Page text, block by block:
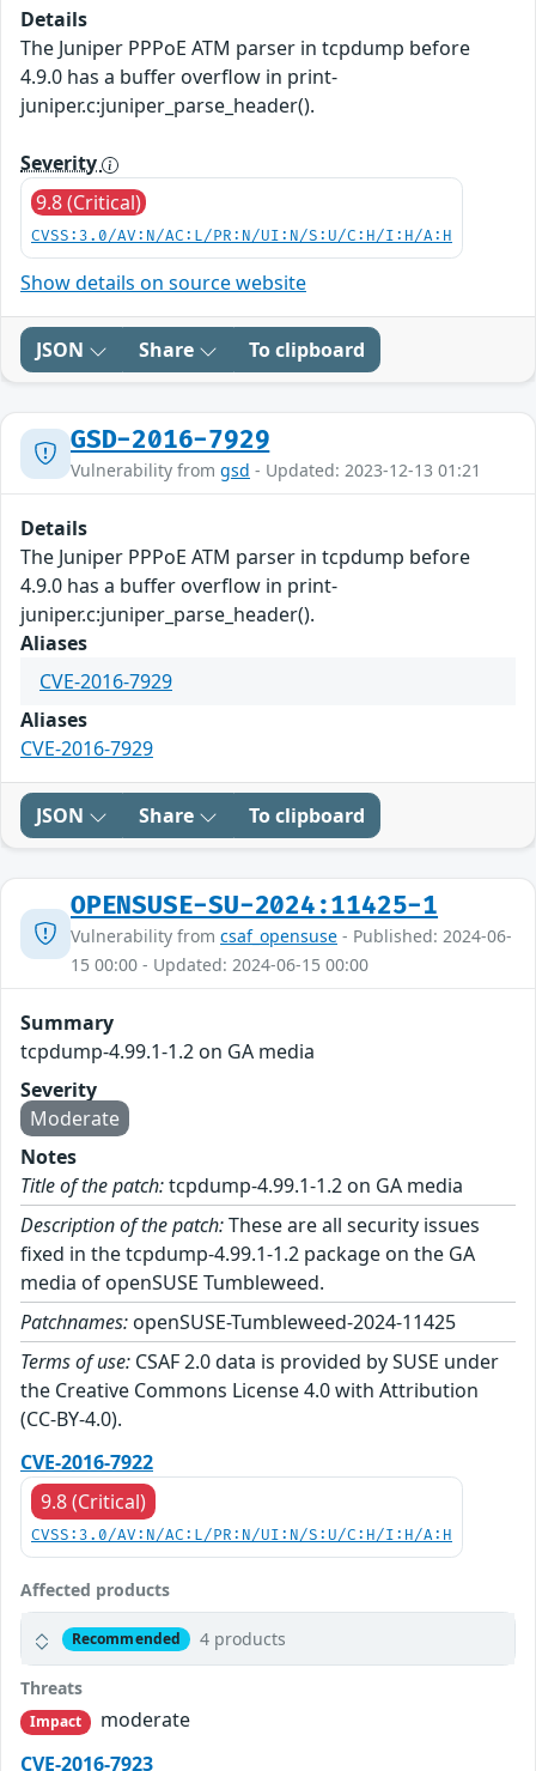
Details
The Juniper PPPoE ATM parser in tcpdump before
4.9.0 has a buffer overflow in print-
juniper.c:juniper_parse_header().
Severity
9.8 (Critical)
CVSS:3.0/AV:N/AC:L/PR:N/UI:N/S:U/C:H/I:H/A:H
Show details on source website
JSON Share To clipboard
GSD-2016-7929
Vulnerability from gsd - Updated: 2023-12-13 01:21
Details
The Juniper PPPoE ATM parser in tcpdump before
4.9.0 has a buffer overflow in print-
juniper.c:juniper_parse_header().
Aliases
CVE-2016-7929
Aliases
CVE-2016-7929
JSON Share To clipboard
OPENSUSE-SU-2024:11425-1
Vulnerability from csaf_opensuse - Published: 2024-06-
15 00:00 - Updated: 2024-06-15 00:00
Summary
tcpdump-4.99.1-1.2 on GA media
Severity
Moderate
Notes
Title of the patch:tcpdump-4.99.1-1.2 on GA media
Description of the patch:These are all security issues
fixed in the tcpdump-4.99.1-1.2 package on the GA
media of openSUSE Tumbleweed.
Patchnames: openSUSE-Tumbleweed-2024-11425
Terms of use: CSAF 2.0 data is provided by SUSE under
the Creative Commons License 4.0 with Attribution
(CC-BY-4.0).
CVE-2016-7922
9.8 (Critical)
CVSS:3.0/AV:N/AC:L/PR:N/UI:N/S:U/C:H/I:H/A:H
Affected products
Recommended 4 products
Threats
Impact
moderate
CVE-2016-7923